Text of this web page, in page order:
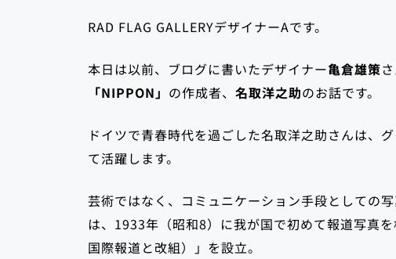
RAD FLAG GALLERYデザイナーAです。
本日は以前、ブログに書いたデザイナー亀倉雄策
「NIPPON」 の作成者、 名取洋之助のお話です。
ドイツで青春時代を過ごした名取洋之助さんは、
て活躍します。
芸術ではなく、コミュニケーション手段としての
は、1933年（昭和8）に我が国で初めて報道写真
国際報道と改組）」を設立。